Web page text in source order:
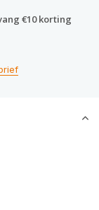
€10 korting